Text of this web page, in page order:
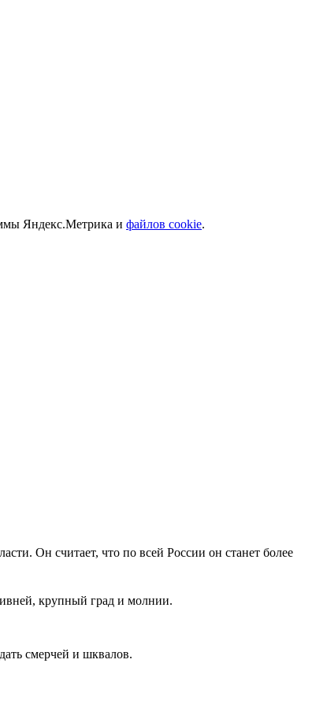
Яндекс.Метрика и файлов cookie.
Он считает, что по всей России он станет более
крупный град и молнии.
смерчей и шквалов.